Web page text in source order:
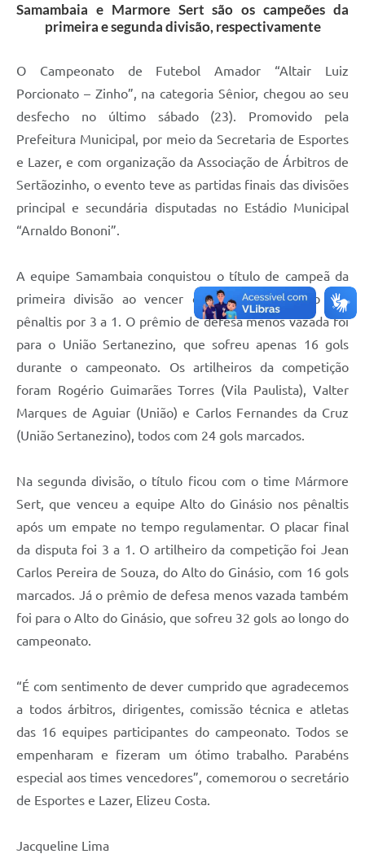
Cemitérios
Contato
SERTPREV
Samambaia e Marmore Sert são os campeões da
primeira e segunda divisão, respectivamente
O Campeonato de Futebol Amador “Altair Luiz
Porcionato – Zinho”, na categoria Sênior, chegou ao seu
desfecho no último sábado (23). Promovido pela
Prefeitura Municipal, por meio da Secretaria de Esportes
e Lazer, e com organização da Associação de Árbitros de
Sertãozinho, o evento teve as partidas finais das divisões
principal e secundária disputadas no Estádio Municipal
“Arnaldo Bononi”.
A equipe Samambaia conquistou o título de campeã da
primeira divisão ao vencer o União Sertanezino nos
pênaltis por 3 a 1. O prêmio de defesa menos vazada foi
para o União Sertanezino, que sofreu apenas 16 gols
durante o campeonato. Os artilheiros da competição
foram Rogério Guimarães Torres (Vila Paulista), Valter
Marques de Aguiar (União) e Carlos Fernandes da Cruz
(União Sertanezino), todos com 24 gols marcados.
Na segunda divisão, o título ficou com o time Mármore
Sert, que venceu a equipe Alto do Ginásio nos pênaltis
após um empate no tempo regulamentar. O placar final
da disputa foi 3 a 1. O artilheiro da competição foi Jean
Carlos Pereira de Souza, do Alto do Ginásio, com 16 gols
marcados. Já o prêmio de defesa menos vazada também
foi para o Alto do Ginásio, que sofreu 32 gols ao longo do
campeonato.
“É com sentimento de dever cumprido que agradecemos
a todos árbitros, dirigentes, comissão técnica e atletas
das 16 equipes participantes do campeonato. Todos se
empenharam e fizeram um ótimo trabalho. Parabéns
especial aos times vencedores”, comemorou o secretário
de Esportes e Lazer, Elizeu Costa.
Jacqueline Lima